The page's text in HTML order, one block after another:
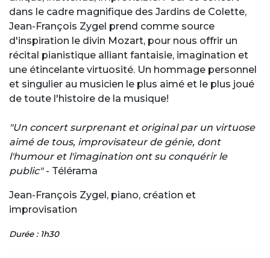
dans le cadre magnifique des Jardins de Colette,
Jean-François Zygel prend comme source
d'inspiration le divin Mozart, pour nous offrir un
récital pianistique alliant fantaisie, imagination et
une étincelante virtuosité. Un hommage personnel
et singulier au musicien le plus aimé et le plus joué
de toute l'histoire de la musique!
"Un concert surprenant et original par un virtuose
aimé de tous, improvisateur de génie, dont
l'humour et l'imagination ont su conquérir le
public" - Télérama
Jean-François Zygel, piano, création et
improvisation
Durée : 1h30